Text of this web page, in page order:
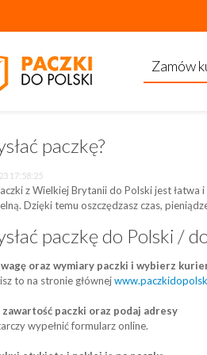
Zamów
paczkę?
17:58:25
z Wielkiej Brytanii do Polski jest łatwa
Dzięki temu oszczędzasz czas,
paczkę do Polski /
wagę oraz wymiary paczki i wybierz
to na stronie głównej
zawartość paczki oraz podaj adresy
wypełnić formularz online.